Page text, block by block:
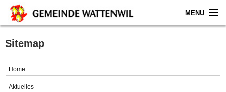
MENU
Home
Gemeinde
Sitemap
Home
Aktuelles